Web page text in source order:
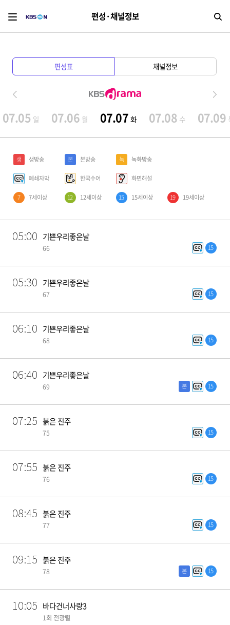
편성·채널정보 검
편성표 채널정보
07.05 일 07.06 월 07.07 화 07.08 수 07.09
생 생방송 본 본방송 녹 녹화방송
폐쇄자막 한국수어 화면해설
7 7세이상 12 12세이상 15 15세이상 19 19세이상
05:00 기쁜우리좋은날
66 15
05:30 기쁜우리좋은날
67 15
06:10 기쁜우리좋은날
68 15
06:40 기쁜우리좋은날
69 본 15
07:25 붉은 진주
75 15
07:55 붉은 진주
76 15
08:45 붉은 진주
77 15
09:15 붉은 진주
78 본 15
10:05 바다건너사랑3
1회 전광렬